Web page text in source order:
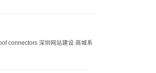
connectors 深圳网站建设 商城系